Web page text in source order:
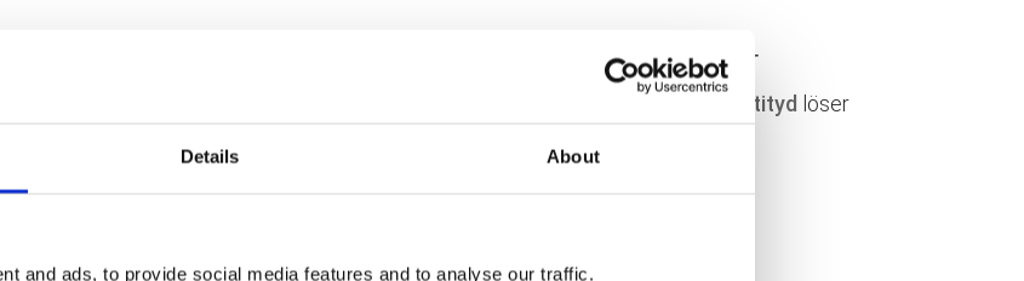
Details About
and ads, to provide social media features and to analyse our traffic.
Trevliga & engagerade flyttkillar
positiv attityd löser